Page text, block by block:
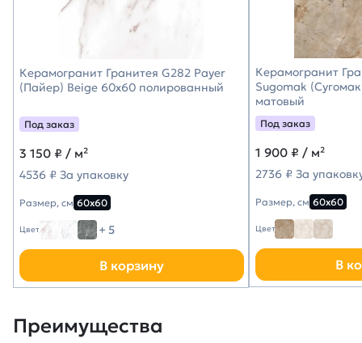
Керамогранит Гранитея G282 Payer
(Пайер) Beige 60х60 полированный
Под заказ
3 150 ₽ / м²
4536 ₽ За упаковку
Размер, см 60х60
Цвет + 5
В корзину
Керамогранит
Sugomak
матовый
Под заказ
1 900 ₽ / м²
2736 ₽ За
Размер, см 60х60
Цвет
В
Преимущества